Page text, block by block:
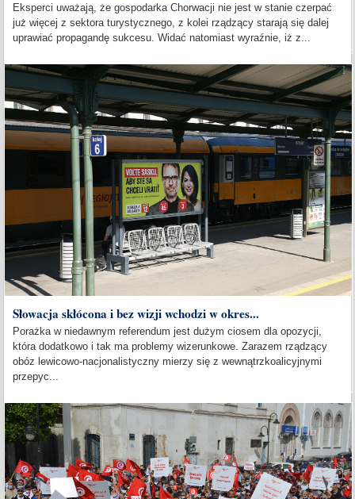
Eksperci uważają, że gospodarka Chorwacji nie jest w stanie czerpać
już więcej z sektora turystycznego, z kolei rządzący starają się dalej
uprawiać propagandę sukcesu. Widać natomiast wyraźnie, iż z...
Słowacja skłócona i bez wizji wchodzi w okres...
Porażka w niedawnym referendum jest dużym ciosem dla opozycji,
która dodatkowo i tak ma problemy wizerunkowe. Zarazem rządzący
obóz lewicowo-nacjonalistyczny mierzy się z wewnątrzkoalicyjnymi
przepyc...